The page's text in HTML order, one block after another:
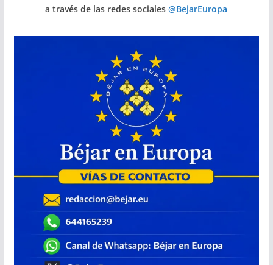
a través de las redes sociales@BejarEuropa